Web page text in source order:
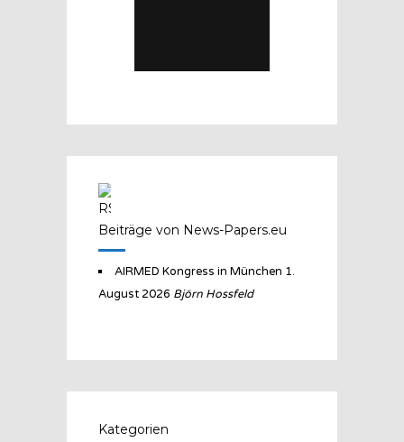
Beiträge von News-Papers.eu
AIRMED Kongress in München 1.
August 2026 Björn Hossfeld
Kategorien